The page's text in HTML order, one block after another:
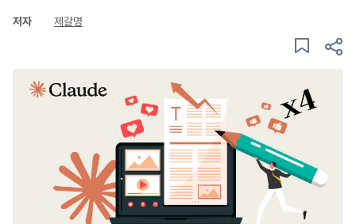
저자 제갈명